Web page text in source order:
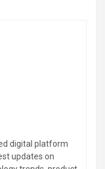
digital platform
updates on